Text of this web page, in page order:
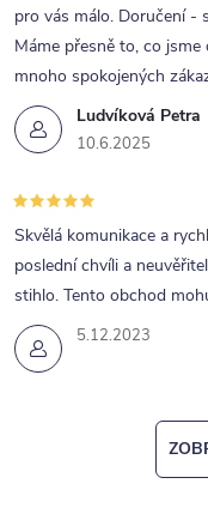
Ludvíková Petra
10.6.2025
pro vás málo. Doručení -
Máme přesně to, co
mnoho spokojených
5.12.2023
Skvělá komunikace a
poslední chvíli a
stihlo. Tento obchod